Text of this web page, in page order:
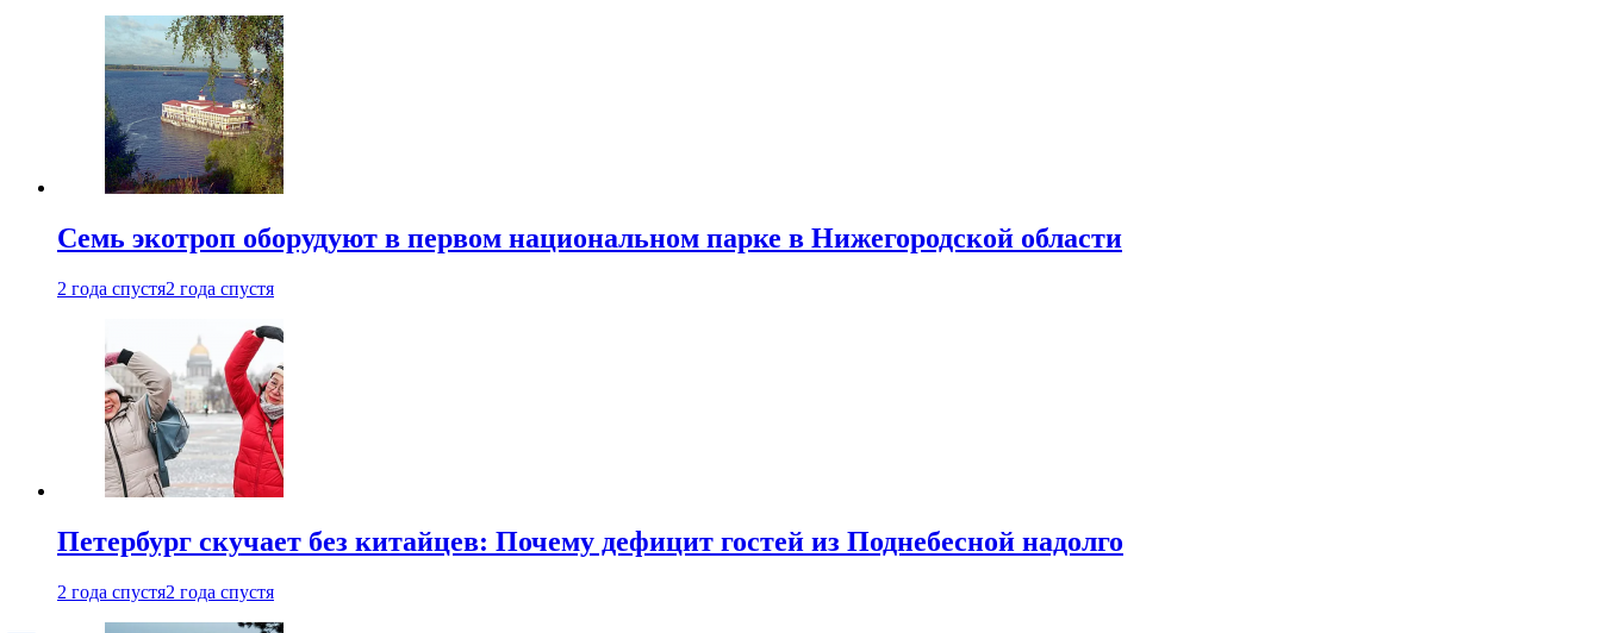
Семь экотроп оборудуют в первом национальном парке в Нижегородской области
2 года спустя2 года спустя
Петербург скучает без китайцев: Почему дефицит гостей из Поднебесной надолго
2 года спустя2 года спустя